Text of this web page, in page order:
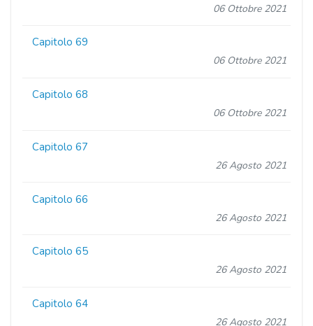
06 Ottobre 2021
Capitolo 69
06 Ottobre 2021
Capitolo 68
06 Ottobre 2021
Capitolo 67
26 Agosto 2021
Capitolo 66
26 Agosto 2021
Capitolo 65
26 Agosto 2021
Capitolo 64
26 Agosto 2021